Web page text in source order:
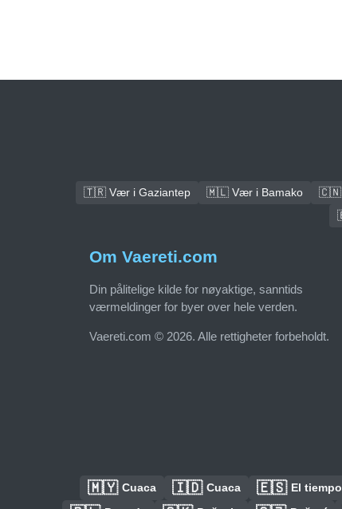
🇹🇷 Vær i Gaziantep 🇲🇱 Vær i Bamako 🇨🇳
Om Vaereti.com
Din pålitelige kilde for nøyaktige, sanntids
værmeldinger for byer over hele verden.
Vaereti.com © 2026. Alle rettigheter forbeholdt.
🇲🇾 Cuaca 🇮🇩 Cuaca 🇪🇸 El tiempo